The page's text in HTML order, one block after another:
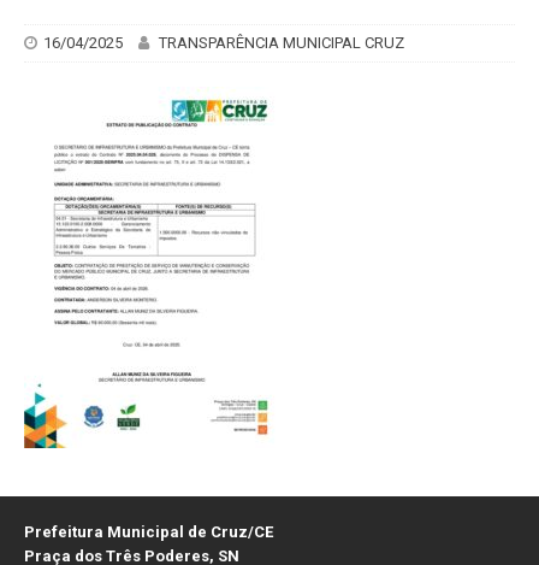
16/04/2025 TRANSPARÊNCIA MUNICIPAL CRUZ
Prefeitura Municipal de Cruz/CE
Praça dos Três Poderes, SN